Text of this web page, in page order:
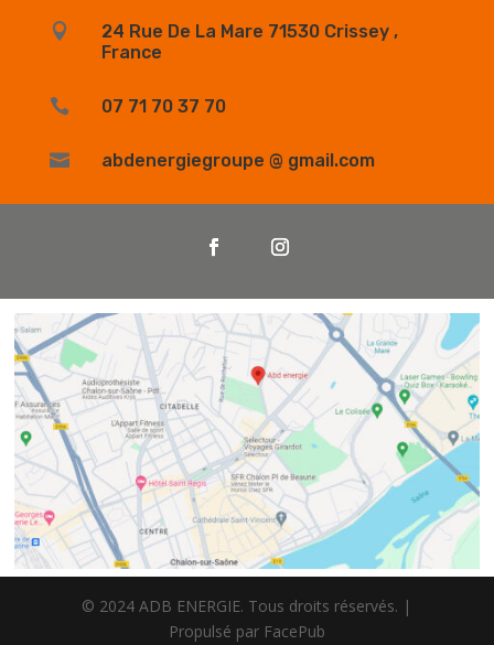

24 Rue De La Mare 71530 Crissey ,
France
 07 71 70 37 70
 abdenergiegroupe @ gmail.com
© 2024 ADB ENERGIE. Tous droits réservés. |
Propulsé par FacePub